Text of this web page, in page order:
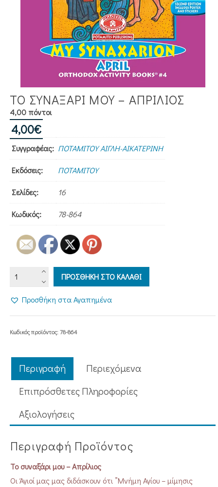
ΤΟ ΣΥΝΑΞΑΡΙ ΜΟΥ – ΑΠΡΙΛΙΟΣ
4,00 πόντοι
4,00€
Συγγραφέας: ΠΟΤΑΜΙΤΟΥ ΑΙΓΛΗ-ΑΙΚΑΤΕΡΙΝΗ
Εκδόσεις: ΠΟΤΑΜΙΤΟΥ
Σελίδες: 16
Κωδικός: 78-864
ΜΟΥ
ποσότητα
ΠΡΟΣΘΗΚΗ ΣΤΟ ΚΑΛΑΘΙ
Προσθήκη στα Αγαπημένα
Κωδικός προϊόντος:78-864
Περιγραφή
Περιεχόμενα
Επιπρόσθετες Πληροφορίες
Aξιολογήσεις
Περιγραφή Προϊόντος
Το συναξάρι μου – Απρίλιος
Οι Άγιοί μας μας διδάσκουν ότι ”Μνήμη Αγίου – μίμησις